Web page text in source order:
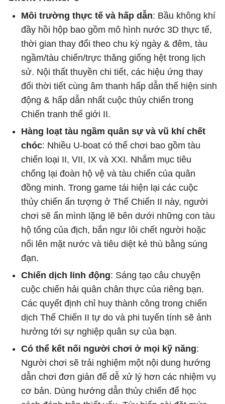
Môi trường thực tế và hấp dẫn: Bầu không khí
đầy hồi hộp bao gồm mô hình nước 3D thực tế,
thời gian thay đổi theo chu kỳ ngày & đêm, tàu
ngầm/tàu chiến/trực thăng giống hệt trong lịch
sử. Nội thất thuyền chi tiết, các hiệu ứng thay
đổi thời tiết cùng âm thanh hấp dẫn thể hiện sinh
động & hấp dẫn nhất cuộc thủy chiến trong
Chiến tranh thế giới II.
Hàng loạt tàu ngầm quân sự và vũ khí chết
chóc: Nhiều U-boat có thể chơi bao gồm tàu
chiến loại II, VII, IX và XXI. Nhắm mục tiêu
chống lại đoàn hộ vệ và tàu chiến của quân
đồng minh. Trong game tái hiện lại các cuộc
thủy chiến ấn tượng ở Thế Chiến II này, người
chơi sẽ ẩn mình lặng lẽ bên dưới những con tàu
hộ tống của địch, bắn ngư lôi chết người hoặc
nổi lên mặt nước và tiêu diệt kẻ thù bằng súng
đạn.
Chiến dịch linh động: Sáng tạo câu chuyện
cuộc chiến hải quân chân thực của riêng bạn.
Các quyết định chỉ huy thành công trong chiến
dịch Thế Chiến II tự do và phi tuyến tính sẽ ảnh
hưởng tới sự nghiệp quân sự của bạn.
Có thể kết nối người chơi ở mọi kỹ năng:
Người chơi sẽ trải nghiệm một nội dung hướng
dẫn chơi đơn giản để dễ xử lý hơn các nhiệm vụ
cơ bản. Dùng hướng dẫn thủy chiến để học